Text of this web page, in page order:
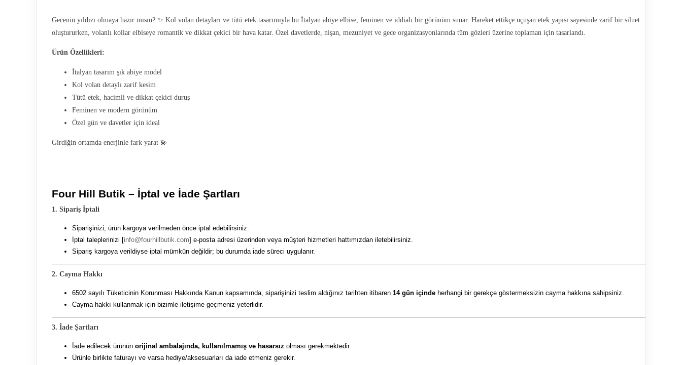
Gecenin yıldızı olmaya hazır mısın? ✨ Kol volan detayları ve tütü etek tasarımıyla bu İtalyan abiye elbise, feminen ve iddialı bir görünüm sunar. Hareket ettikçe uçuşan etek yapısı sayesinde zarif bir siluet
oluştururken, volanlı kollar elbiseye romantik ve dikkat çekici bir hava katar. Özel davetlerde, nişan, mezuniyet ve gece organizasyonlarında tüm gözleri üzerine toplaman için tasarlandı.
Ürün Özellikleri:
İtalyan tasarım şık abiye model
Kol volan detaylı zarif kesim
Tütü etek, hacimli ve dikkat çekici duruş
Feminen ve modern görünüm
Özel gün ve davetler için ideal
Girdiğin ortamda enerjinle fark yarat 💫
Four Hill Butik – İptal ve İade Şartları
1. Sipariş İptali
Siparişinizi, ürün kargoya verilmeden önce iptal edebilirsiniz.
İptal taleplerinizi [info@fourhillbutik.com] e-posta adresi üzerinden veya müşteri hizmetleri hattımızdan iletebilirsiniz.
Sipariş kargoya verildiyse iptal mümkün değildir; bu durumda iade süreci uygulanır.
2. Cayma Hakkı
6502 sayılı Tüketicinin Korunması Hakkında Kanun kapsamında, siparişinizi teslim aldığınız tarihten itibaren 14 gün içinde herhangi bir gerekçe göstermeksizin cayma hakkına sahipsiniz.
Cayma hakkı kullanmak için bizimle iletişime geçmeniz yeterlidir.
3. İade Şartları
İade edilecek ürünün orijinal ambalajında, kullanılmamış ve hasarsız olması gerekmektedir.
Ürünle birlikte faturayı ve varsa hediye/aksesuarları da iade etmeniz gerekir.